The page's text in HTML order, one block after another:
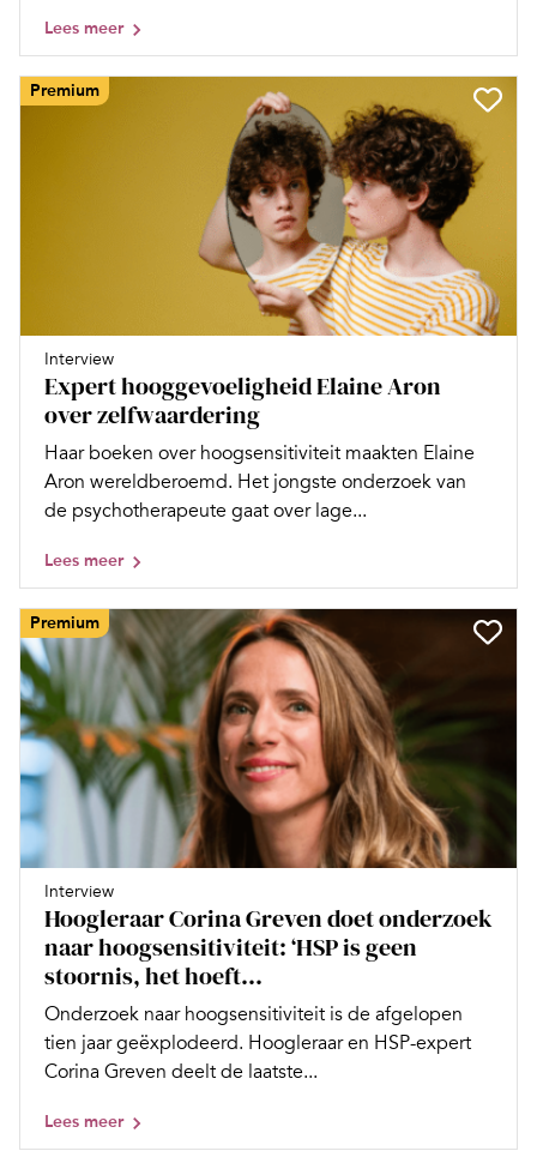
Lees meer
Premium
Interview
Expert hooggevoeligheid Elaine Aron
over zelfwaardering
Haar boeken over hoogsensitiviteit maakten Elaine
Aron wereldberoemd. Het jongste onderzoek van
de psychotherapeute gaat over lage...
Lees meer
Premium
Interview
Hoogleraar Corina Greven doet onderzoek
naar hoogsensitiviteit: ‘HSP is geen
stoornis, het hoeft...
Onderzoek naar hoogsensitiviteit is de afgelopen
tien jaar geëxplodeerd. Hoogleraar en HSP-expert
Corina Greven deelt de laatste...
Lees meer